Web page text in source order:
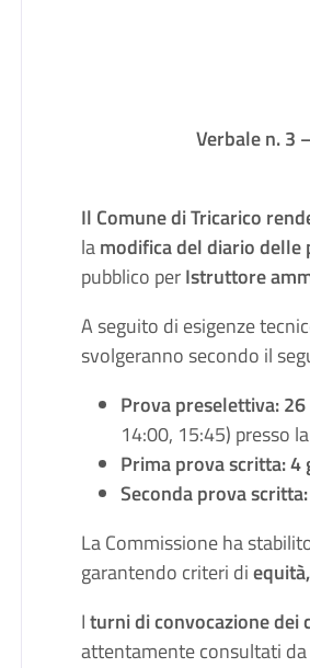
Verbale n. 3
Il Comune di Tricarico
lamodifica del diario delle
pubblico perIstruttore
A seguito di esigenze
svolgeranno secondo il
Prova preselettiva:
14:00, 15:45) presso
Prima prova scritta:4
Seconda prova scritta:
La Commissione ha
garantendo criteri di
Iturni di convocazione dei
attentamente consultati da